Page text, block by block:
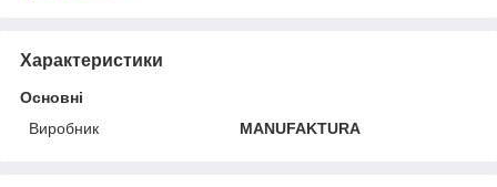
Характеристики
Основні
Виробник
MANUFAKTURA